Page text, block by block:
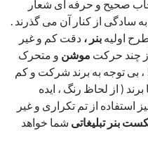
صحیح و حرفه ای شعار
سادگی از کنار آن می گذرند .
اولیه بنر ، دقت کم و غیر
چند حرکت موشن و متحرک
با زمان بیش از 7 ثانیه ! ، بی توجه به برند شرکت و کم
برند ( از لحاظ رنگ ، ایده
از تم تکراری و غیر
بنر تبلیغاتی شما خواهد